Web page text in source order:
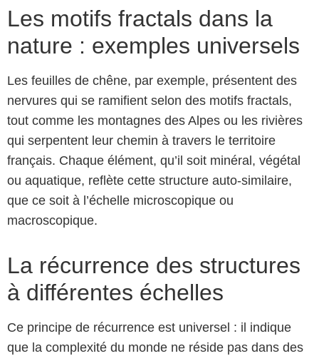
Les motifs fractals dans la
nature : exemples universels
Les feuilles de chêne, par exemple, présentent des
nervures qui se ramifient selon des motifs fractals,
tout comme les montagnes des Alpes ou les rivières
qui serpentent leur chemin à travers le territoire
français. Chaque élément, qu’il soit minéral, végétal
ou aquatique, reflète cette structure auto-similaire,
que ce soit à l’échelle microscopique ou
macroscopique.
La récurrence des structures
à différentes échelles
Ce principe de récurrence est universel : il indique
que la complexité du monde ne réside pas dans des